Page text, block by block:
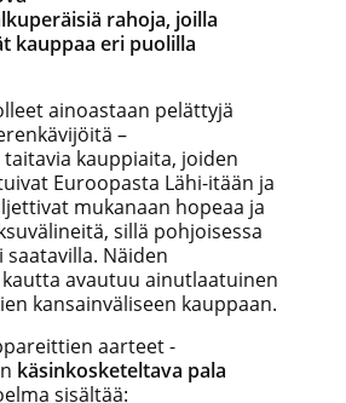
rahoja, joilla
kauppaa eri puolilla
ainoastaan pelättyjä
–
kauppiaita, joiden
Euroopasta Lähi-itään ja
mukanaan hopeaa ja
sillä pohjoisessa
Näiden
avautuu ainutlaatuinen
kansainväliseen kauppaan.
aarteet -
käsinkosketeltava pala
sisältää: